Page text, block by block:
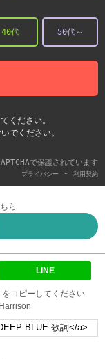
40代 50代～
ください。
でください。
で保護されています
プライバシー - 利用契約
ら
LINE
コピーしてください